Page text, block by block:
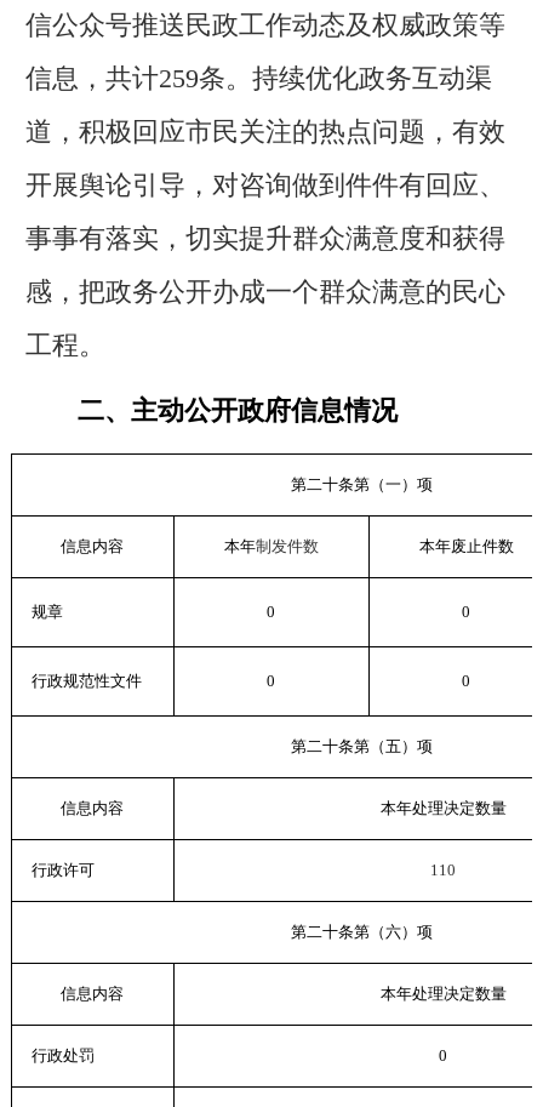
信公众号推送民政工作动态及权威政策等
信息，共计259条。持续优化政务互动渠
道，积极回应市民关注的热点问题，有效
开展舆论引导，对咨询做到件件有回应、
事事有落实，切实提升群众满意度和获得
感，把政务公开办成一个群众满意的民心
工程。
二、主动公开政府信息情况
第二十条第（一）项
信息内容 本年制发件数 本年废止件数
规章 0 0
行政规范性文件 0 0
第二十条第（五）项
信息内容 本年处理决定数量
行政许可 110
第二十条第（六）项
信息内容 本年处理决定数量
行政处罚 0